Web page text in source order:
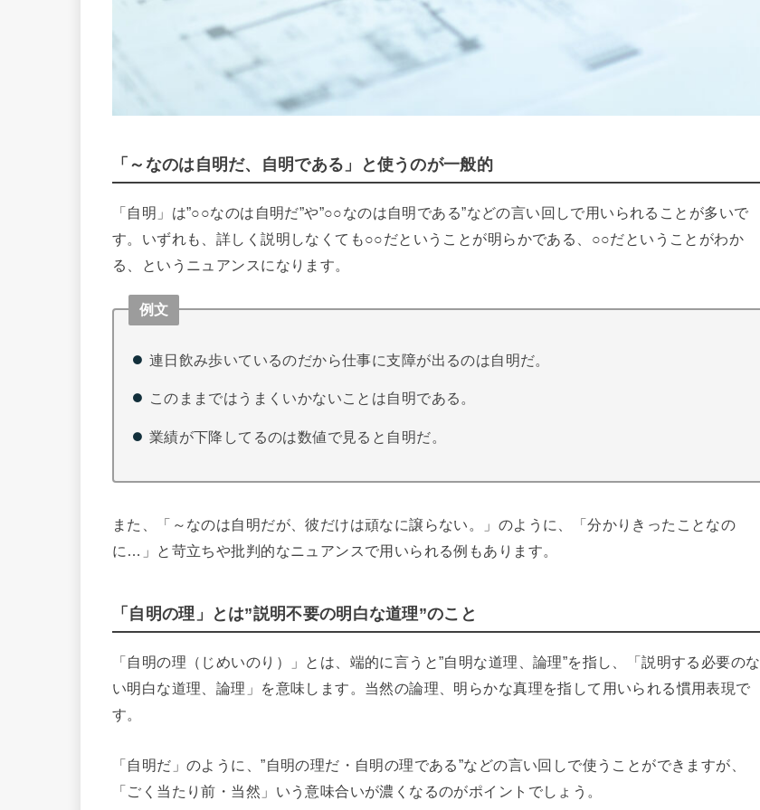
「～なのは自明だ、自明である」と使うのが一般的
「自明」は”○○なのは自明だ”や”○○なのは自明である”などの言い回しで用いられることが多いで
す。いずれも、詳しく説明しなくても○○だということが明らかである、○○だということがわか
る、というニュアンスになります。
例文
連日飲み歩いているのだから仕事に支障が出るのは自明だ。
このままではうまくいかないことは自明である。
業績が下降してるのは数値で見ると自明だ。
また、「～なのは自明だが、彼だけは頑なに譲らない。」のように、「分かりきったことなの
に…」と苛立ちや批判的なニュアンスで用いられる例もあります。
「自明の理」とは”説明不要の明白な道理”のこと
「自明の理（じめいのり）」とは、端的に言うと”自明な道理、論理”を指し、「説明する必要のな
い明白な道理、論理」を意味します。当然の論理、明らかな真理を指して用いられる慣用表現で
す。
「自明だ」のように、”自明の理だ・自明の理である”などの言い回しで使うことができますが、
「ごく当たり前・当然」いう意味合いが濃くなるのがポイントでしょう。